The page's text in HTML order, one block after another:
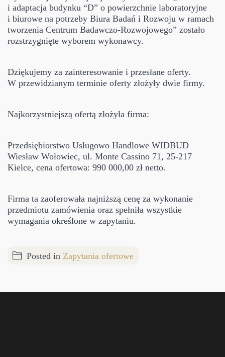
i adaptacja budynku “D” o powierzchnie laboratoryjne
i biurowe na potrzeby Biura Badań i Rozwoju w ramach
tworzenia Centrum Badawczo-Rozwojowego” zostało
rozstrzygnięte wyborem wykonawcy.
Dziękujemy za zainteresowanie i przesłane oferty.
W przewidzianym terminie oferty złożyły dwie firmy.
Najkorzystniejszą ofertą złożyła firma:
Przedsiębiorstwo Usługowo Handlowe WIDBUD
Wiesław Wołowiec, ul. Monte Cassino 71, 25-217
Kielce, cena ofertowa: 990 000,00 zł netto.
Firma ta zaoferowała najniższą cenę za wykonanie
przedmiotu zamówienia oraz spełniła wszystkie
wymagania określone w zapytaniu.
Posted in Zapytania ofertowe